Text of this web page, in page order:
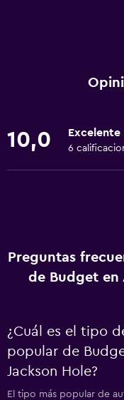
10,0 Excelente
6
Preguntas
de Budget en
¿Cuál es el tipo
popular de
Jackson Hole?
El tipo más popular de